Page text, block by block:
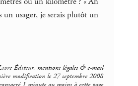
usager, je serais plutôt un
Éditeur, mentions légales & e-mail
modification le 27 septembre 2008